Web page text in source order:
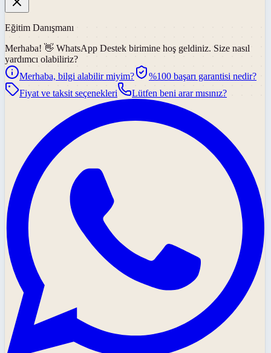
Eğitim Danışmanı
Merhaba! 👋 WhatsApp Destek birimine hoş geldiniz. Size nasıl
yardımcı olabiliriz?
Merhaba, bilgi alabilir miyim?
%100 başarı garantisi nedir?
Fiyat ve taksit seçenekleri
Lütfen beni arar mısınız?